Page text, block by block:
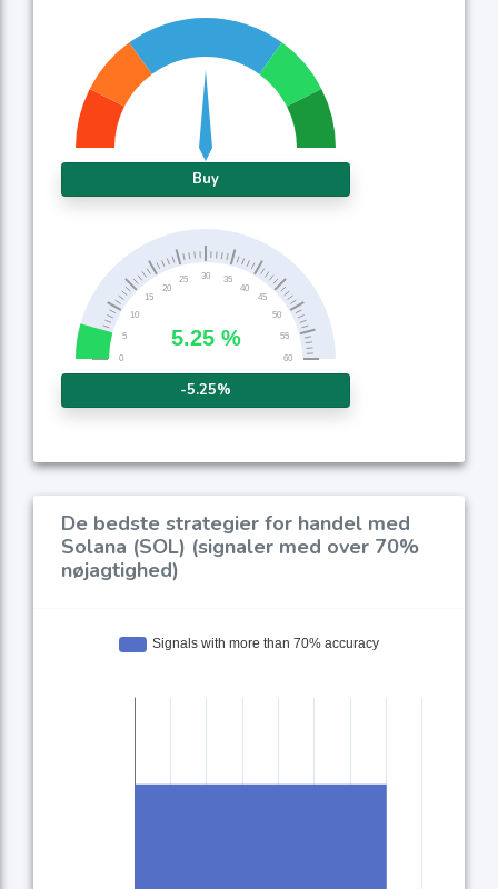
Buy
-5.25%
De bedste strategier for handel med
Solana (SOL) (signaler med over 70%
nøjagtighed)